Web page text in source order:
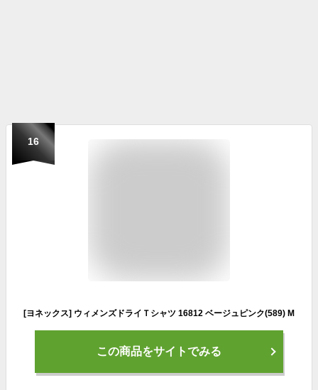
16
[ヨネックス] ウィメンズドライＴシャツ 16812 ベージュピンク(589) M
この商品をサイトでみる